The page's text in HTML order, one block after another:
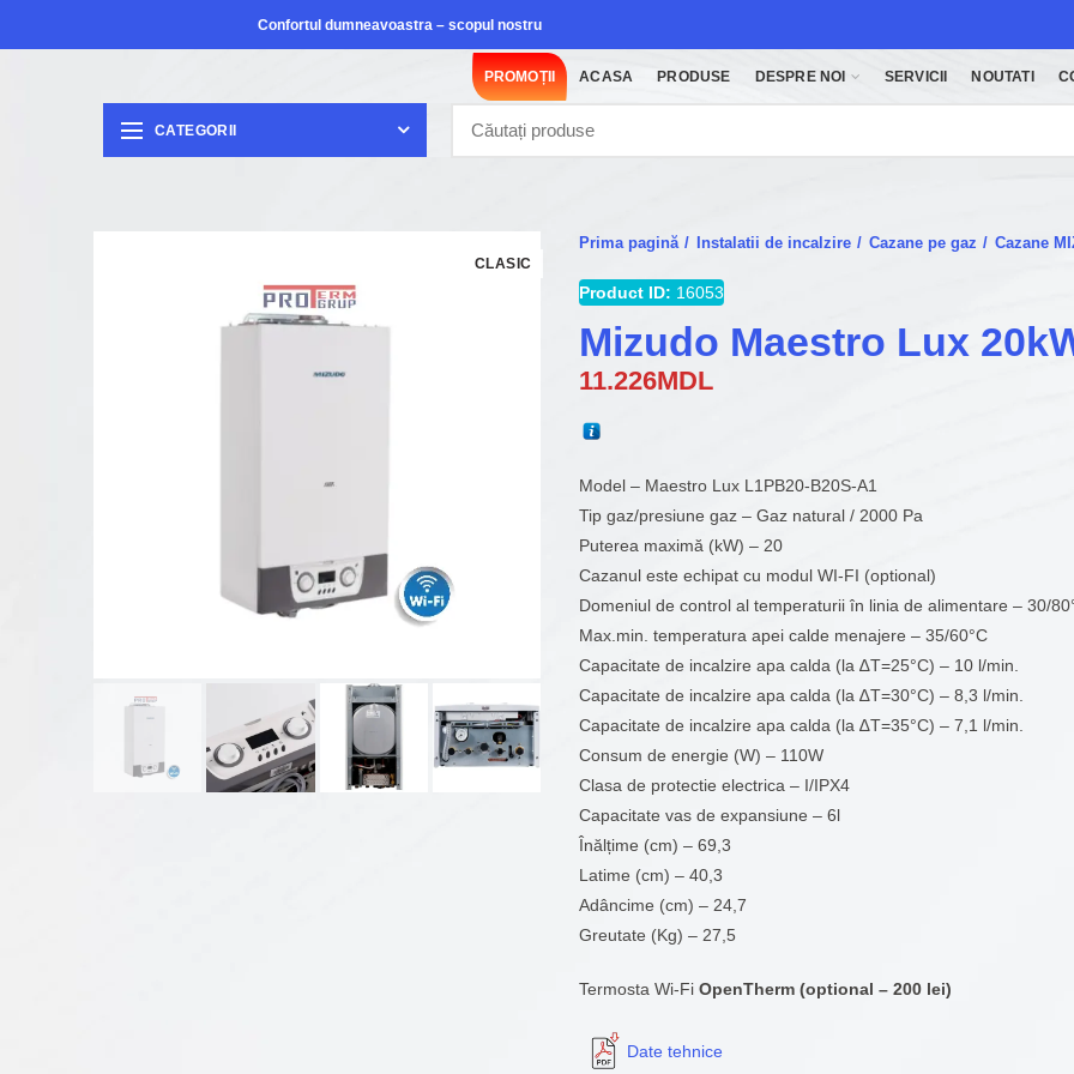
Confortul dumneavoastra – scopul nostru
PROMOȚII ACASA PRODUSE DESPRE NOI SERVICII NOUTATI
CATEGORII
CLASIC
Prima pagină Instalatii de incalzire Cazane pe gaz Cazane
Product ID: 16053
Mizudo Maestro Lux
11.226MDL
Model – Maestro Lux L1PB20-B20S-A1
Tip gaz/presiune gaz – Gaz natural / 2000 Pa
Puterea maximă (kW) – 20
Cazanul este echipat cu modul WI-FI (optional)
Domeniul de control al temperaturii în linia de alimentare – 30/
Max.min. temperatura apei calde menajere – 35/60°С
Capacitate de incalzire apa calda (la ∆T=25°С) – 10 l/min.
Capacitate de incalzire apa calda (la ∆T=30°С) – 8,3 l/min.
Capacitate de incalzire apa calda (la ∆T=35°С) – 7,1 l/min.
Consum de energie (W) – 110W
Clasa de protectie electrica – I/IPX4
Capacitate vas de expansiune – 6l
Înălțime (cm) – 69,3
Latime (cm) – 40,3
Adâncime (cm) – 24,7
Greutate (Kg) – 27,5
Termosta Wi-FiOpenTherm (optional – 200 lei)
Date tehnice